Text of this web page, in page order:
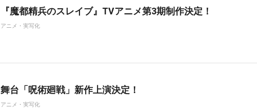
『魔都精兵のスレイブ』TVアニメ第3期制作決定！
アニメ・実写化
舞台「呪術廻戦」新作上演決定！
アニメ・実写化